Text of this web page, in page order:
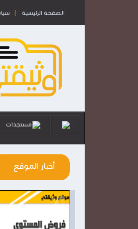
الصفحة الرئيسية
مستجدات
أخبار الموقع